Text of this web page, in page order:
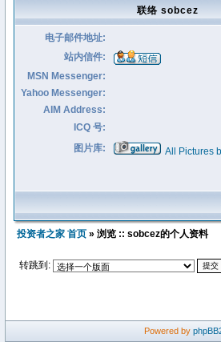
联络 sobcez
电子邮件地址:
站内信件:
MSN Messenger:
Yahoo Messenger:
AIM Address:
ICQ 号:
图片库:
All Pictures
投资者之家 首页 » 浏览 :: sobcez的个人资料
转跳到:
Powered by